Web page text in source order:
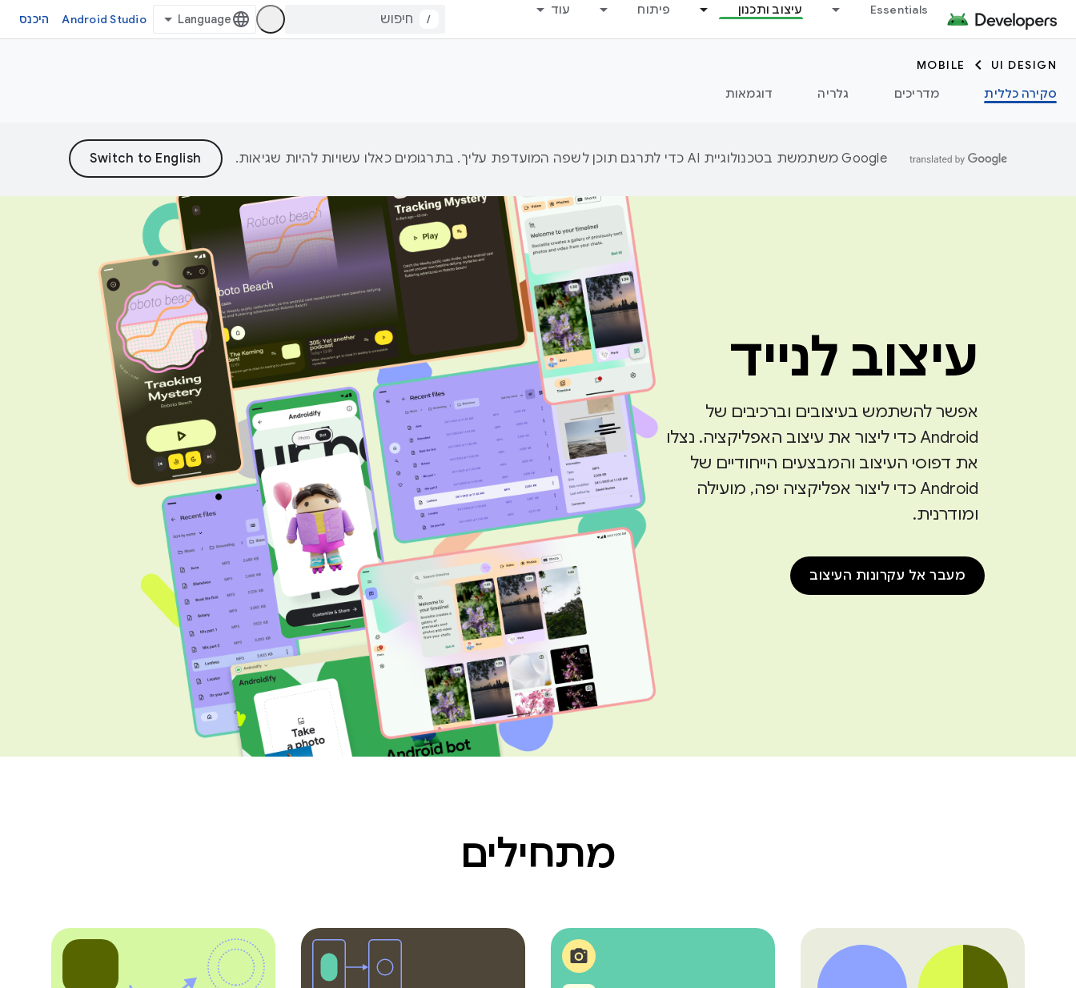
Essentials עיצוב ותכנון פיתוח עוד
/
Android Studio היכנס
UI DESIGN
MOBILE
סקירה כללית
מדריכים גלריה דוגמאות
‫Google משתמשת בטכנולוגיית AI כדי לתרגם תוכן לשפה המועדפת עליך. בתרגומים כאלו עשויות להיות שגיאות.
עיצוב לנייד
אפשר להשתמש בעיצובים וברכיבים של
Android כדי ליצור את עיצוב האפליקציה. נצלו
את דפוסי העיצוב והמבצעים הייחודיים של
Android כדי ליצור אפליקציה יפה, מועילה
ומודרנית.
מעבר אל עקרונות העיצוב
מתחילים